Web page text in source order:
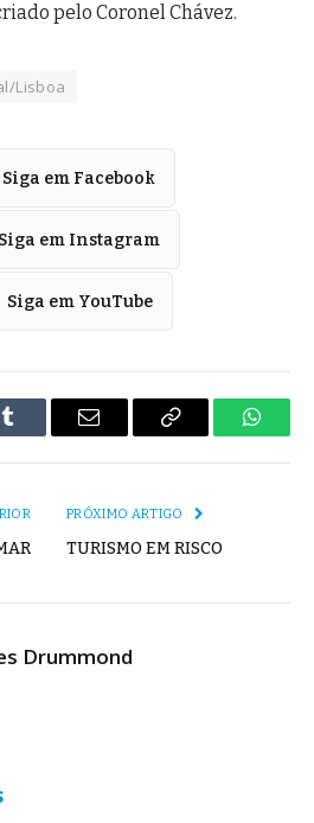
pelo Coronel Chávez.
Lisboa
Siga em Facebook
Siga em Instagram
Siga em YouTube
Tumblr
E-
Copiar
PRÓXIMO ARTIGO
TURISMO EM RISCO
Drummond